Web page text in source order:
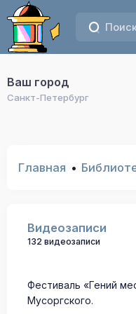
Ваш город
Санкт-Петербург
Главная
Видеозаписи
132 видеозаписи
Фестиваль «Гений
Мусоргского.